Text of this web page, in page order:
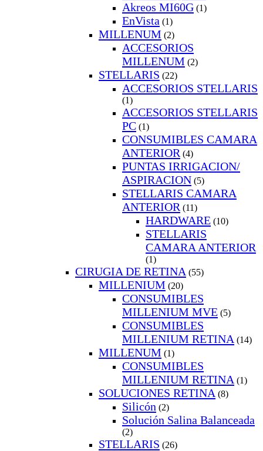
Akreos MI60G (1)
EnVista (1)
MILLENUM (2)
ACCESORIOS
MILLENUM (2)
STELLARIS (22)
ACCESORIOS STELLARIS
(1)
ACCESORIOS STELLARIS
PC (1)
CONSUMIBLES CAMARA
ANTERIOR (4)
PUNTAS IRRIGACION/
ASPIRACION (5)
STELLARIS CAMARA
ANTERIOR (11)
HARDWARE (10)
STELLARIS
CAMARA ANTERIOR
(1)
CIRUGIA DE RETINA (55)
MILLENIUM (20)
CONSUMIBLES
MILLENIUM MVE (5)
CONSUMIBLES
MILLENIUM RETINA (14)
MILLENUM (1)
CONSUMIBLES
MILLENIUM RETINA (1)
SOLUCIONES RETINA (8)
Silicón (2)
Solución Salina Balanceada
(2)
STELLARIS (26)